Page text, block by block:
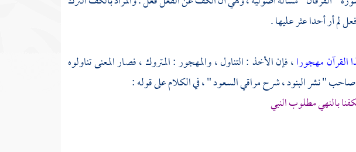
لم أر أحدا عثر عليها .
القرآن مهجورا، فإن الأخذ : التناول ، والمهجور : المتروك ، فصار المعنى تناولوه
" نشر البنود ، شرح مراقي السعود " ، في الكلام على قوله :
بالنهي مطلوب النبي